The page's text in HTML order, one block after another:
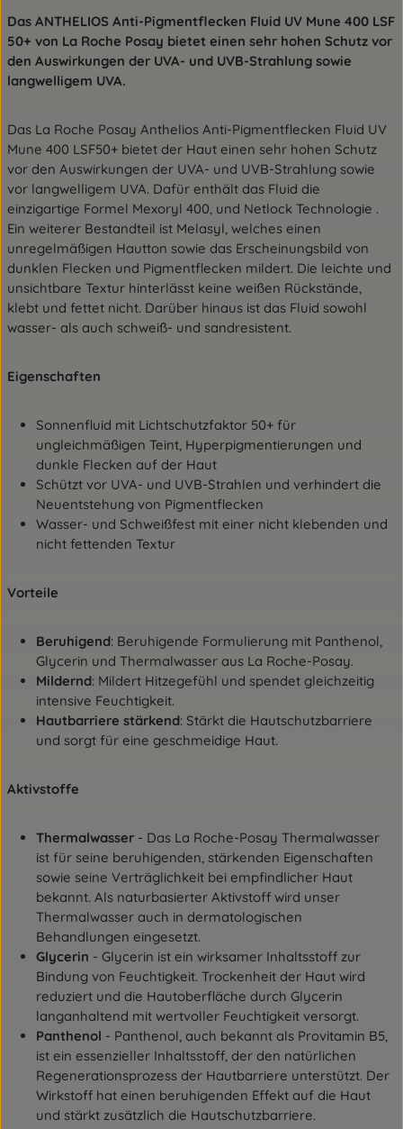
Das ANTHELIOS Anti-Pigmentflecken Fluid UV Mune 400 LSF
50+ von La Roche Posay bietet einen sehr hohen Schutz vor
den Auswirkungen der UVA- und UVB-Strahlung sowie
langwelligem UVA.
Das La Roche Posay Anthelios Anti-Pigmentflecken Fluid UV
Mune 400 LSF50+ bietet der Haut einen sehr hohen Schutz
vor den Auswirkungen der UVA- und UVB-Strahlung sowie
vor langwelligem UVA. Dafür enthält das Fluid die
einzigartige Formel Mexoryl 400, und Netlock Technologie .
Ein weiterer Bestandteil ist Melasyl, welches einen
unregelmäßigen Hautton sowie das Erscheinungsbild von
dunklen Flecken und Pigmentflecken mildert. Die leichte und
unsichtbare Textur hinterlässt keine weißen Rückstände,
klebt und fettet nicht. Darüber hinaus ist das Fluid sowohl
wasser- als auch schweiß- und sandresistent.
Eigenschaften
Sonnenfluid mit Lichtschutzfaktor 50+ für
ungleichmäßigen Teint, Hyperpigmentierungen und
dunkle Flecken auf der Haut
Schützt vor UVA- und UVB-Strahlen und verhindert die
Neuentstehung von Pigmentflecken
Wasser- und Schweißfest mit einer nicht klebenden und
nicht fettenden Textur
Vorteile
Beruhigend: Beruhigende Formulierung mit Panthenol,
Glycerin und Thermalwasser aus La Roche-Posay.
Mildernd: Mildert Hitzegefühl und spendet gleichzeitig
intensive Feuchtigkeit.
Hautbarriere stärkend: Stärkt die Hautschutzbarriere
und sorgt für eine geschmeidige Haut.
Aktivstoffe
Thermalwasser - Das La Roche-Posay Thermalwasser
ist für seine beruhigenden, stärkenden Eigenschaften
sowie seine Verträglichkeit bei empfindlicher Haut
bekannt. Als naturbasierter Aktivstoff wird unser
Thermalwasser auch in dermatologischen
Behandlungen eingesetzt.
Glycerin - Glycerin ist ein wirksamer Inhaltsstoff zur
Bindung von Feuchtigkeit. Trockenheit der Haut wird
reduziert und die Hautoberfläche durch Glycerin
langanhaltend mit wertvoller Feuchtigkeit versorgt.
Panthenol - Panthenol, auch bekannt als Provitamin B5,
ist ein essenzieller Inhaltsstoff, der den natürlichen
Regenerationsprozess der Hautbarriere unterstützt. Der
Wirkstoff hat einen beruhigenden Effekt auf die Haut
und stärkt zusätzlich die Hautschutzbarriere.